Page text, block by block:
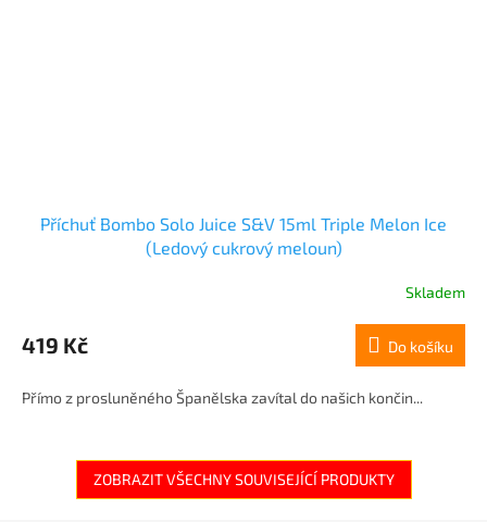
Příchuť Bombo Solo Juice S&V 15ml Triple Melon Ice
(Ledový cukrový meloun)
Skladem
419 Kč Do košíku
Přímo z prosluněného Španělska zavítal do našich končin...
ZOBRAZIT VŠECHNY SOUVISEJÍCÍ PRODUKTY